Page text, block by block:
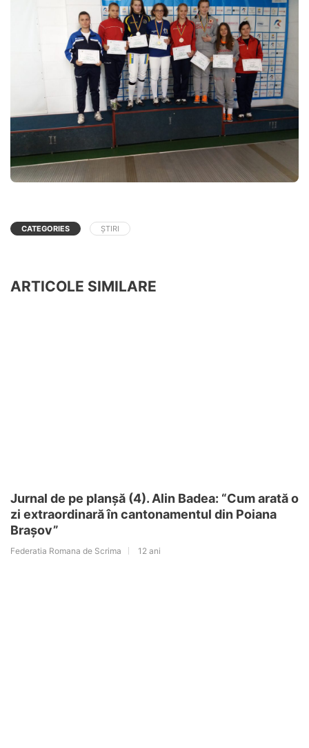
CATEGORIES ȘTIRI
ARTICOLE SIMILARE
Jurnal de pe planșă (4). Alin Badea: “Cum arată o
zi extraordinară în cantonamentul din Poiana
Brașov”
Federatia Romana de Scrima 12 ani